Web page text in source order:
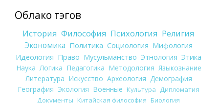
Облако тэгов
История Философия Психология Религия
Экономика Политика Социология Мифология
Идеология Право Мусульманство Этнология Этика
Наука Логика Педагогика Методология Языкознание
Литература Искусство Археология Демография
География Экология Военные Культура
Дипломатия
Документы Китайская философия Биология